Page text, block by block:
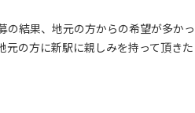
結果、地元の方からの希望が多かっ
元の方に新駅に親しみを持って頂きた